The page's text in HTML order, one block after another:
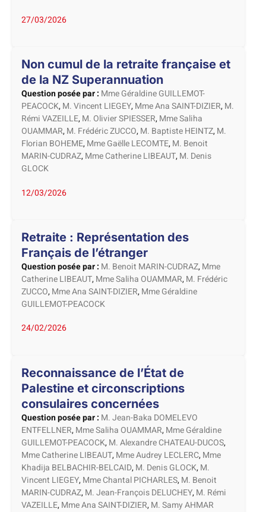
27/03/2026
Non cumul de la retraite française et
de la NZ Superannuation
Question posée par : Mme Géraldine GUILLEMOT-
PEACOCK,M. Vincent LIEGEY,Mme Ana SAINT-DIZIER,M.
Rémi VAZEILLE,M. Olivier SPIESSER,Mme Saliha
OUAMMAR,M. Frédéric ZUCCO,M. Baptiste HEINTZ,M.
Florian BOHEME,Mme Gaëlle LECOMTE,M. Benoit
MARIN-CUDRAZ,Mme Catherine LIBEAUT,M. Denis
GLOCK
12/03/2026
Retraite : Représentation des
Français de l’étranger
Question posée par : M. Benoit MARIN-CUDRAZ,Mme
Catherine LIBEAUT,Mme Saliha OUAMMAR,M. Frédéric
ZUCCO,Mme Ana SAINT-DIZIER,Mme Géraldine
GUILLEMOT-PEACOCK
24/02/2026
Reconnaissance de l’État de
Palestine et circonscriptions
consulaires concernées
Question posée par : M. Jean-Baka DOMELEVO
ENTFELLNER,Mme Saliha OUAMMAR,Mme Géraldine
GUILLEMOT-PEACOCK,M. Alexandre CHATEAU-DUCOS,
Mme Catherine LIBEAUT,Mme Audrey LECLERC,Mme
Khadija BELBACHIR-BELCAID,M. Denis GLOCK,M.
Vincent LIEGEY,Mme Chantal PICHARLES,M. Benoit
MARIN-CUDRAZ,M. Jean-François DELUCHEY,M. Rémi
VAZEILLE,Mme Ana SAINT-DIZIER,M. Samy AHMAR